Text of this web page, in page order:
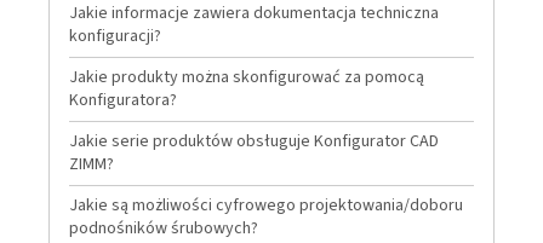
Jakie informacje zawiera dokumentacja techniczna
konfiguracji?
Jakie produkty można skonfigurować za pomocą
Konfiguratora?
Jakie serie produktów obsługuje Konfigurator CAD
ZIMM?
Jakie są możliwości cyfrowego projektowania/doboru
podnośników śrubowych?